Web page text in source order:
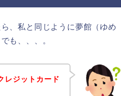
、私と同じように夢館（ゆめ
も、、、。
レジットカード